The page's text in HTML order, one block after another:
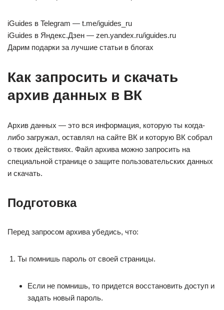
iGuides в Telegram — t.me/iguides_ru
iGuides в Яндекс.Дзен — zen.yandex.ru/iguides.ru
Дарим подарки за лучшие статьи в блогах
Как запросить и скачать
архив данных в ВК
Архив данных — это вся информация, которую ты когда-
либо загружал, оставлял на сайте ВК и которую ВК собрал
о твоих действиях. Файл архива можно запросить на
специальной странице о защите пользовательских данных
и скачать.
Подготовка
Перед запросом архива убедись, что:
Ты помнишь пароль от своей страницы.
Если не помнишь, то придется восстановить доступ и
задать новый пароль.